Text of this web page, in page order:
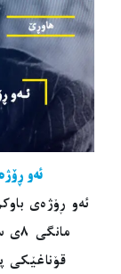
ئەو
ئەو ڕۆژەی
قۆناغێکی